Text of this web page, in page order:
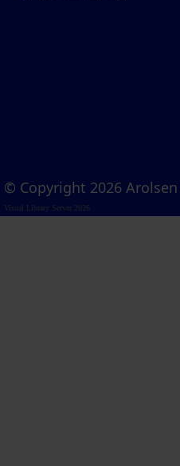
© Copyright 2026
Visual Library Server 2026